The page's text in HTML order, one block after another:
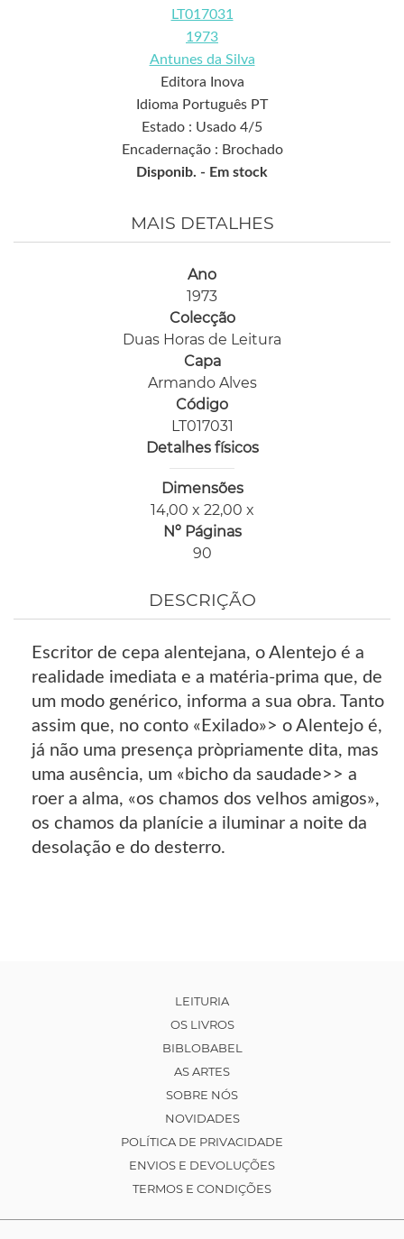
LT017031
1973
Antunes da Silva
Editora Inova
Idioma Português PT
Estado : Usado 4/5
Encadernação : Brochado
Disponib. - Em stock
MAIS DETALHES
Ano
1973
Colecção
Duas Horas de Leitura
Capa
Armando Alves
Código
LT017031
Detalhes físicos
Dimensões
14,00 x 22,00 x
Nº Páginas
90
DESCRIÇÃO
Escritor de cepa alentejana, o Alentejo é a
realidade imediata e a matéria-prima que, de
um modo genérico, informa a sua obra. Tanto
assim que, no conto «Exilado»> o Alentejo é,
já não uma presença pròpriamente dita, mas
uma ausência, um «bicho da saudade>> a
roer a alma, «os chamos dos velhos amigos»,
os chamos da planície a iluminar a noite da
desolação e do desterro.
LEITURIA
OS LIVROS
BIBLOBABEL
AS ARTES
SOBRE NÓS
NOVIDADES
POLÍTICA DE PRIVACIDADE
ENVIOS E DEVOLUÇÕES
TERMOS E CONDIÇÕES